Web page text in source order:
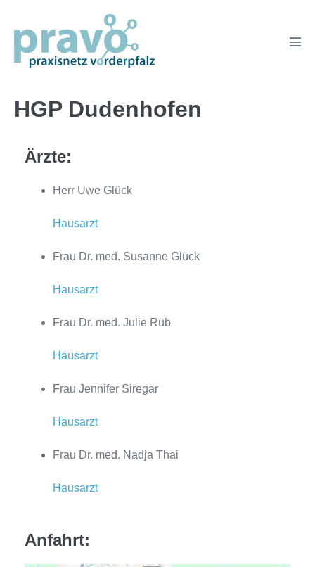
Inhalt
springen
HGP Dudenhofen
Ärzte:
Herr Uwe Glück
Hausarzt
Frau Dr. med. Susanne Glück
Hausarzt
Frau Dr. med. Julie Rüb
Hausarzt
Frau Jennifer Siregar
Hausarzt
Frau Dr. med. Nadja Thai
Hausarzt
Anfahrt: